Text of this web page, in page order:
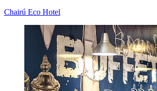
Chairú Eco Hotel